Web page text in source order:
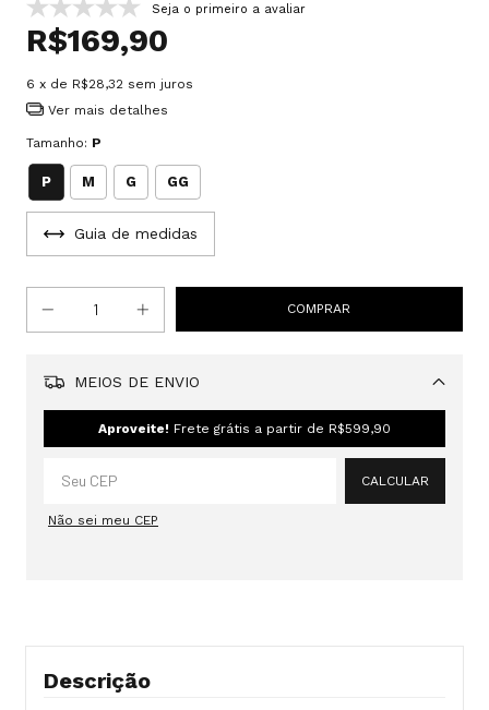
Seja o primeiro a avaliar
R$169,90
6 x de R$28,32 sem juros
Ver mais detalhes
Tamanho: P
P M G GG
Guia de medidas
MEIOS DE ENVIO
Aproveite! Frete grátis a partir de R$599,90
CALCULAR
Não sei meu CEP
Descrição